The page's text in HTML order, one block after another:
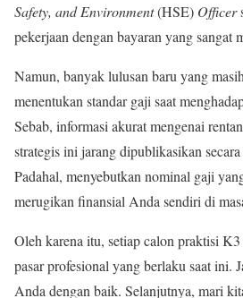
Safety, and Environment(HSE) Officer
pekerjaan dengan bayaran yang sangat
Namun, banyak lulusan baru yang
menentukan standar gaji saat
Sebab, informasi akurat mengenai
strategis ini jarang dipublikasikan
Padahal, menyebutkan nominal gaji
merugikan finansial Anda sendiri di
Oleh karena itu, setiap calon praktisi
pasar profesional yang berlaku saat ini.
Anda dengan baik. Selanjutnya, mari